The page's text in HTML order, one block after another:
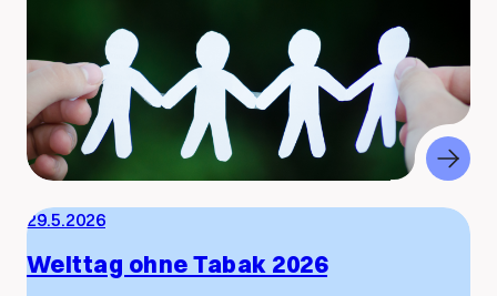
29.5.2026
Welttag ohne Tabak 2026